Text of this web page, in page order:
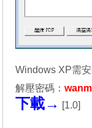
Windows XP需
解壓密碼：
下載→ [1.0]